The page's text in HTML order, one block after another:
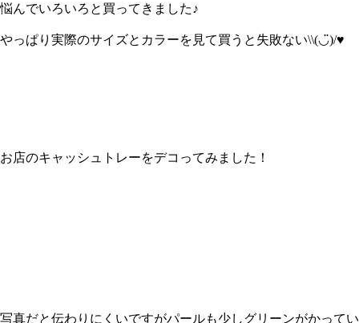
悩んでいろいろと買ってきました♪
やっぱり実際のサイズとカラーを見て買うと失敗ない\\(◡̈)/♥︎
お店のキャッシュトレーをデコってみました！
写真だと伝わりにくいですがパールも少しグリーンがかってい